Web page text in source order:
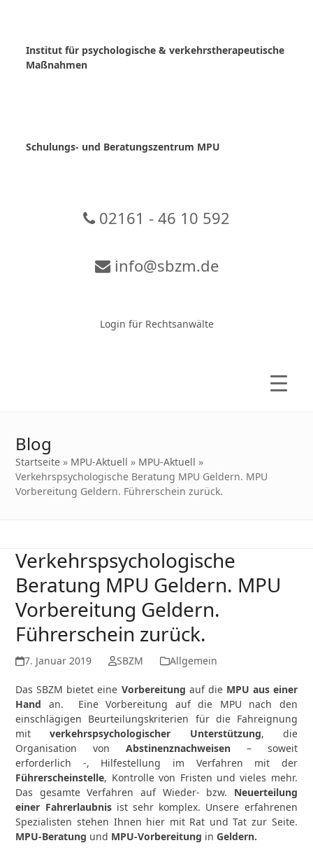
Institut für psychologische & verkehrstherapeutische
Maßnahmen
Schulungs- und Beratungszentrum MPU
02161 - 46 10 592
info@sbzm.de
Login für Rechtsanwälte
Blog
Startseite » MPU-Aktuell » MPU-Aktuell »
Verkehrspsychologische Beratung MPU Geldern. MPU
Vorbereitung Geldern. Führerschein zurück.
Verkehrspsychologische
Beratung MPU Geldern. MPU
Vorbereitung Geldern.
Führerschein zurück.
7. Januar 2019 SBZM Allgemein
Das SBZM bietet eine Vorbereitung auf die MPU aus einer
Hand an. Eine Vorbereitung auf die MPU nach den
einschlägigen Beurteilungskriterien für die Fahreignung
mitverkehrspsychologischer Unterstützung, die
Organisation von Abstinenznachweisen – soweit
erforderlich -, Hilfestellung im Verfahren mit der
Führerscheinstelle, Kontrolle von Fristen und vieles mehr.
Das gesamte Verfahren auf Wieder- bzw. Neuerteilung
einer Fahrerlaubnisist sehr komplex. Unsere erfahrenen
Spezialisten stehen Ihnen hier mit Rat und Tat zur Seite.
MPU-Beratung und MPU-Vorbereitung inGeldern.